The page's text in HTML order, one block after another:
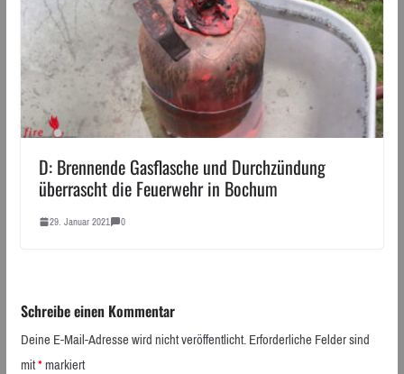
D: Brennende Gasflasche und Durchzündung
überrascht die Feuerwehr in Bochum
29. Januar 2021 0
Schreibe einen Kommentar
Deine E-Mail-Adresse wird nicht veröffentlicht.Erforderliche Felder sind
mit*markiert